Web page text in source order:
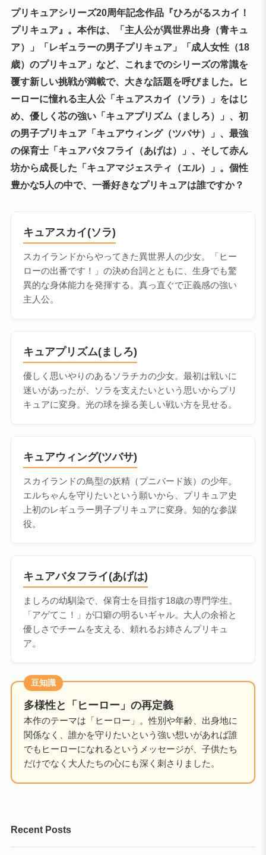
プリキュアシリーズ20周年記念作品『ひろがるスカイ！
プリキュア』。本作は、「主人公が異世界出身（青キュ
ア）」「レギュラーの男子プリキュア」「成人女性（18
歳）のプリキュア」など、これまでのシリーズの常識を
覆す新しい挑戦が満載で、大きな話題を呼びました。ヒ
ーローに憧れる主人公「キュアスカイ（ソラ）」をはじ
め、優しく芯の強い「キュアプリズム（ましろ）」、初
の男子プリキュア「キュアウィング（ツバサ）」、最強
の保育士「キュアバタフライ（あげは）」、そして赤ん
坊から成長した「キュアマジェスティ（エル）」。個性
豊かな5人の中で、一番好きなプリキュアは誰ですか？
キュアスカイ(ソラ)
スカイランドからやってきた異世界人の少女。「ヒー
ローの出番です！」の決め台詞とともに、生身でも驚
異的な身体能力を発揮する。真っ直ぐで正義感の強い
主人公。
キュアプリズム(ましろ)
優しく思いやりのあるソラチカの少女。最初は戦いに
迷いがあったが、ソラを支えたいという思いからプリ
キュアに変身。光の球を操る美しい戦い方を見せる。
キュアウィング(ツバサ)
スカイランドの鳥型の妖精（プニバード族）の少年。
エルちゃんを守りたいという願いから、プリキュア史
上初のレギュラー男子プリキュアに変身。知的な参謀
役。
キュアバタフライ(あげは)
ましろの幼馴染で、保育士を目指す18歳の専門学生。
「アゲてこ！」が口癖の明るいギャル。大人の余裕と
優しさでチームを支える、頼れるお姉さんプリキュ
ア。
豆知識
多様性と「ヒーロー」の再定義
本作のテーマは「ヒーロー」。性別や年齢、出身地に
関係なく、誰かを守りたいという強い想いがあれば誰
でもヒーローになれるというメッセージが、子供たち
だけでなく大人たちの心にも深く刺さりました。
Recent Posts